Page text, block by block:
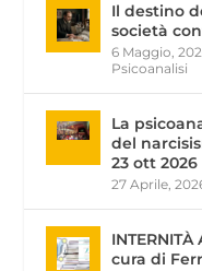
Il destino
società
6 Maggio,
Psicoanalisi
La
del
23 ott 2026
27 Aprile,
cura di